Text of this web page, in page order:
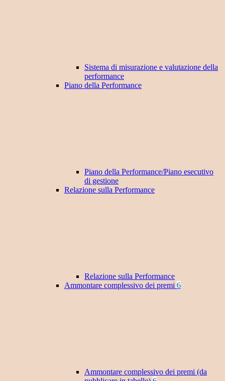
Sistema di misurazione e valutazione della
performance
Piano della Performance
Piano della Performance/Piano esecutivo
di gestione
Relazione sulla Performance
Relazione sulla Performance
Ammontare complessivo dei premi 6
Ammontare complessivo dei premi (da